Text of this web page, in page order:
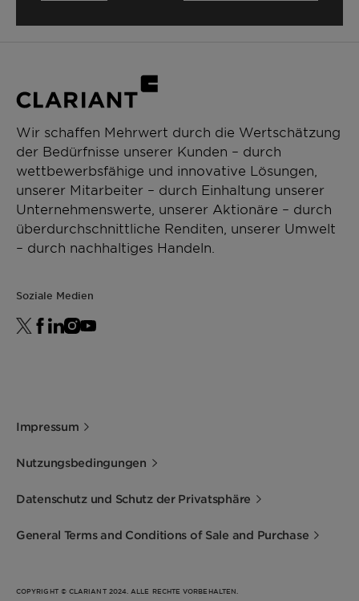
Wir schaffen Mehrwert durch die Wertschätzung
der Bedürfnisse unserer Kunden – durch
wettbewerbsfähige und innovative Lösungen,
unserer Mitarbeiter – durch Einhaltung unserer
Unternehmenswerte, unserer Aktionäre – durch
überdurchschnittliche Renditen, unserer Umwelt
– durch nachhaltiges Handeln.
Soziale Medien
Impressum
Nutzungsbedingungen
Datenschutz und Schutz der Privatsphäre
General Terms and Conditions of Sale and Purchase
COPYRIGHT © CLARIANT 2024. ALLE RECHTE VORBEHALTEN.